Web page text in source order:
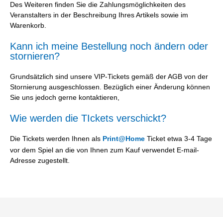
Des Weiteren finden Sie die Zahlungsmöglichkeiten des
Veranstalters in der Beschreibung Ihres Artikels sowie im
Warenkorb.
Kann ich meine Bestellung noch ändern oder
stornieren?
Grundsätzlich sind unsere VIP-Tickets gemäß der AGB von der
Stornierung ausgeschlossen. Bezüglich einer Änderung können
Sie uns jedoch gerne kontaktieren,
Wie werden die TIckets verschickt?
Die Tickets werden Ihnen als Print@Home Ticket etwa 3-4 Tage
vor dem Spiel an die von Ihnen zum Kauf verwendet E-mail-
Adresse zugestellt.